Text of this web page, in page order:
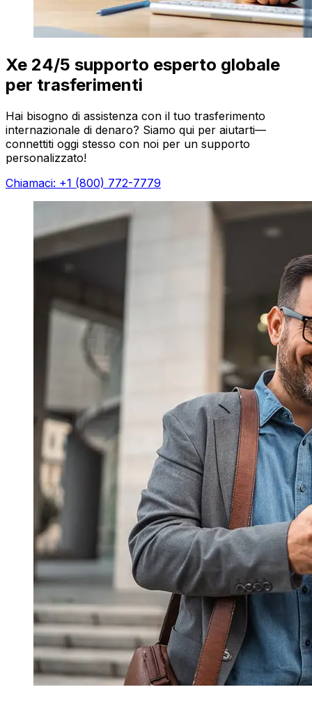
Xe 24/5 supporto esperto globale
per trasferimenti
Hai bisogno di assistenza con il tuo trasferimento
internazionale di denaro? Siamo qui per aiutarti—
connettiti oggi stesso con noi per un supporto
personalizzato!
Chiamaci: +1 (800) 772-7779